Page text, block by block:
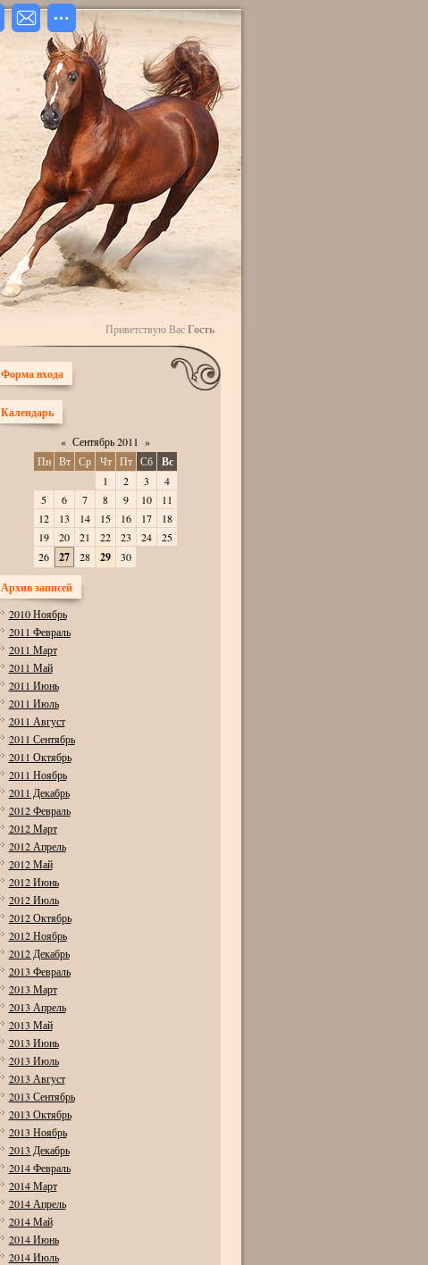
Приветствую Вас Гость
Форма входа
Календарь
« Сентябрь 2011 »
Пн Вт Ср Чт Пт Сб Вс
1 2 3
4
5
6 7 8 9 10
11
12
13 14 15 16 17
18
19
20 21 22 23 24
25
26
27 28 29 30
Архив записей
2010 Ноябрь
2011 Февраль
2011 Март
2011 Май
2011 Июнь
2011 Июль
2011 Август
2011 Сентябрь
2011 Октябрь
2011 Ноябрь
2011 Декабрь
2012 Февраль
2012 Март
2012 Апрель
2012 Май
2012 Июнь
2012 Июль
2012 Октябрь
2012 Ноябрь
2012 Декабрь
2013 Февраль
2013 Март
2013 Апрель
2013 Май
2013 Июнь
2013 Июль
2013 Август
2013 Сентябрь
2013 Октябрь
2013 Ноябрь
2013 Декабрь
2014 Февраль
2014 Март
2014 Апрель
2014 Май
2014 Июнь
2014 Июль